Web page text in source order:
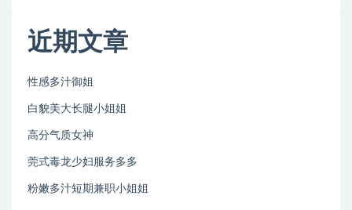
近期文章
性感多汁御姐
白貌美大长腿小姐姐
高分气质女神
莞式毒龙少妇服务多多
粉嫩多汁短期兼职小姐姐